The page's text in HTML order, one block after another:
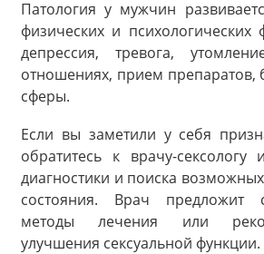
Патология у мужчин
физических и психологических
депрессия, тревога,
отношениях, прием препаратов,
сферы.
Если вы заметили у себя
обратитесь к врачу-сексологу
диагностики и поиска
состояния. Врач предложит
методы лечения или
улучшения сексуальной функции.